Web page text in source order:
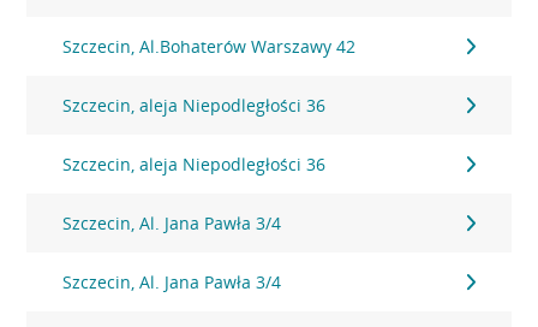
Szczecin, Al.Bohaterów Warszawy 42
Szczecin, aleja Niepodległości 36
Szczecin, aleja Niepodległości 36
Szczecin, Al. Jana Pawła 3/4
Szczecin, Al. Jana Pawła 3/4